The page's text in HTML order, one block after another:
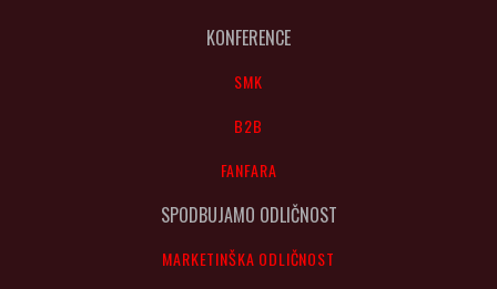
KONFERENCE
SMK
B2B
FANFARA
SPODBUJAMO ODLIČNOST
MARKETINŠKA ODLIČNOST